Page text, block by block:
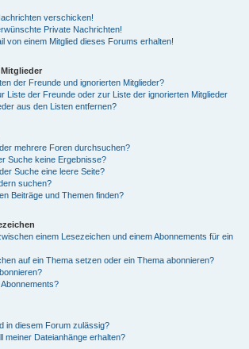
verschicken!
Private Nachrichten!
von einem Mitglied dieses Forums erhalten!
der Freunde und ignorierten Mitglieder?
Liste der Freunde oder zur Liste der ignorierten Mitglieder
aus den Listen entfernen?
mehrere Foren durchsuchen?
Suche keine Ergebnisse?
Suche eine leere Seite?
suchen?
Beiträge und Themen finden?
einem Lesezeichen und einem Abonnements für ein
auf ein Thema setzen oder ein Thema abonnieren?
in diesem Forum zulässig?
meiner Dateianhänge erhalten?